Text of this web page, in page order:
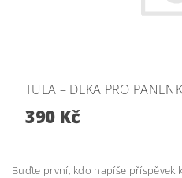
TULA – DEKA PRO
390 Kč
Buďte první, kdo napíše příspěvek